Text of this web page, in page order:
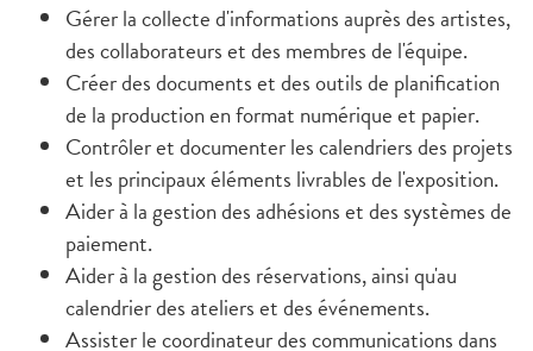
Gérer la collecte d'informations auprès des artistes,
des collaborateurs et des membres de l'équipe.
Créer des documents et des outils de planification
de la production en format numérique et papier.
Contrôler et documenter les calendriers des projets
et les principaux éléments livrables de l'exposition.
Aider à la gestion des adhésions et des systèmes de
paiement.
Aider à la gestion des réservations, ainsi qu'au
calendrier des ateliers et des événements.
Assister le coordinateur des communications dans